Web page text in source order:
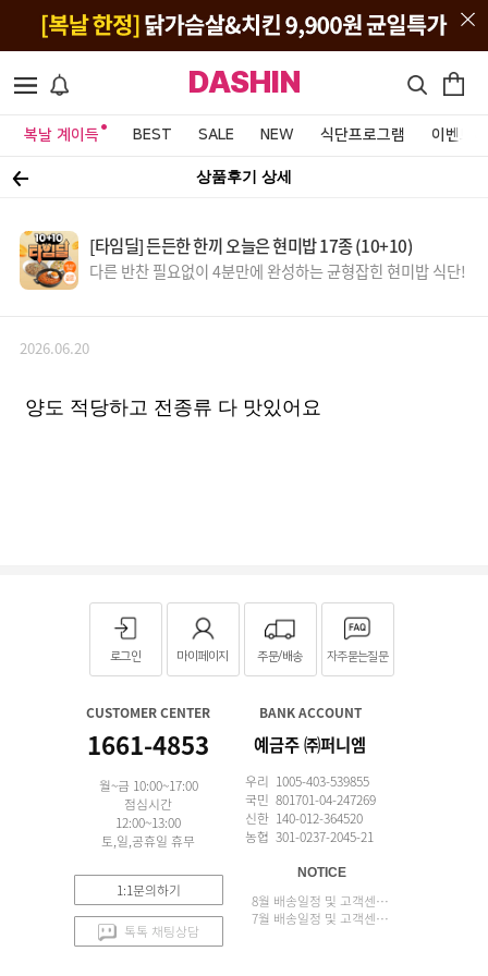
DASHIN
복날 계이득 BEST SALE NEW 식단프로그램 이벤트&
상품후기 상세
[타임딜] 든든한 한끼 오늘은 현미밥 17종 (10+10)
다른 반찬 필요없이 4분만에 완성하는 균형잡힌 현미밥 식단!
2026.06.20
양도 적당하고 전종류 다 맛있어요
로그인 마이페이지 주문/배송 자주묻는질문
CUSTOMER CENTER
1661-4853
월~금 10:00~17:00
점심시간
12:00~13:00
토,일,공휴일 휴무
1:1문의하기
톡톡 채팅상담
BANK ACCOUNT
예금주 ㈜퍼니엠
우리 1005-403-539855
국민 801701-04-247269
신한 140-012-364520
농협 301-0237-2045-21
NOTICE
8월 배송일정 및 고객센터 업무 안내
7월 배송일정 및 고객센터 업무 안내